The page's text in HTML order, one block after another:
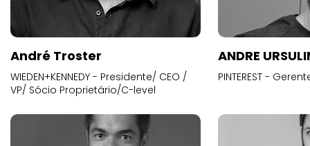
André Troster
WIEDEN+KENNEDY - Presidente/ CEO /
VP/ Sócio Proprietário/C-level
ANDRE
PINTEREST -